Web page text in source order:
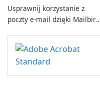
Usprawnij korzystanie z
poczty e-mail dzięki Mailbird